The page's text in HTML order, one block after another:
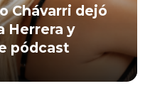
Chávarri dejó
Herrera y
pódcast